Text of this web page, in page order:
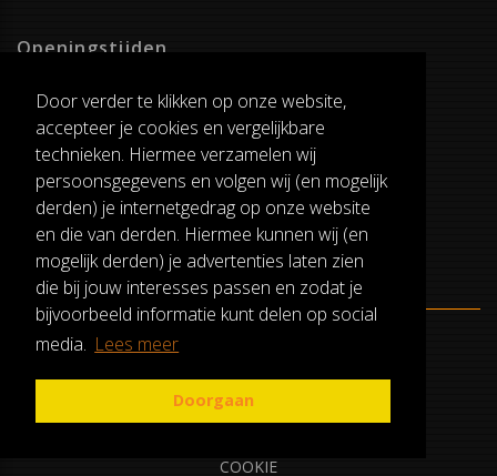
Door verder te klikken op onze website,
accepteer je cookies en vergelijkbare
technieken. Hiermee verzamelen wij
persoonsgegevens en volgen wij (en mogelijk
derden) je internetgedrag op onze website
en die van derden. Hiermee kunnen wij (en
mogelijk derden) je advertenties laten zien
die bij jouw interesses passen en zodat je
bijvoorbeeld informatie kunt delen op social
media. Lees meer
Doorgaan
Openingstijden
Verzenddagen
Pauze
12:30-13:00
ALGEMENE VOORWAARDEN
RUILEN EN RETOURNEREN
COOKIE